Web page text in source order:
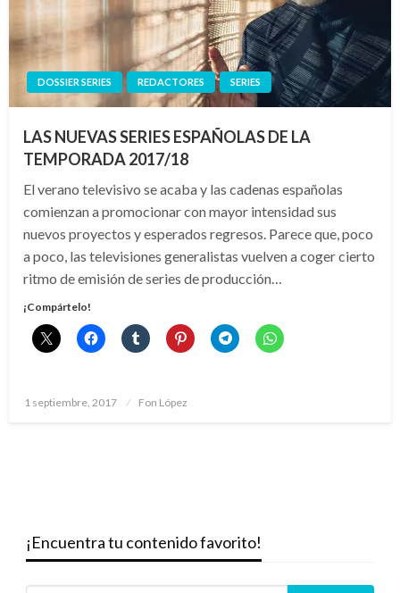
DOSSIER SERIES REDACTORES SERIES
LAS NUEVAS SERIES ESPAÑOLAS DE LA
TEMPORADA 2017/18
El verano televisivo se acaba y las cadenas españolas
comienzan a promocionar con mayor intensidad sus
nuevos proyectos y esperados regresos. Parece que, poco
a poco, las televisiones generalistas vuelven a coger cierto
ritmo de emisión de series de producción…
¡Compártelo!
Publicado
1 septiembre, 2017 Fon López
¡Encuentra tu contenido favorito!